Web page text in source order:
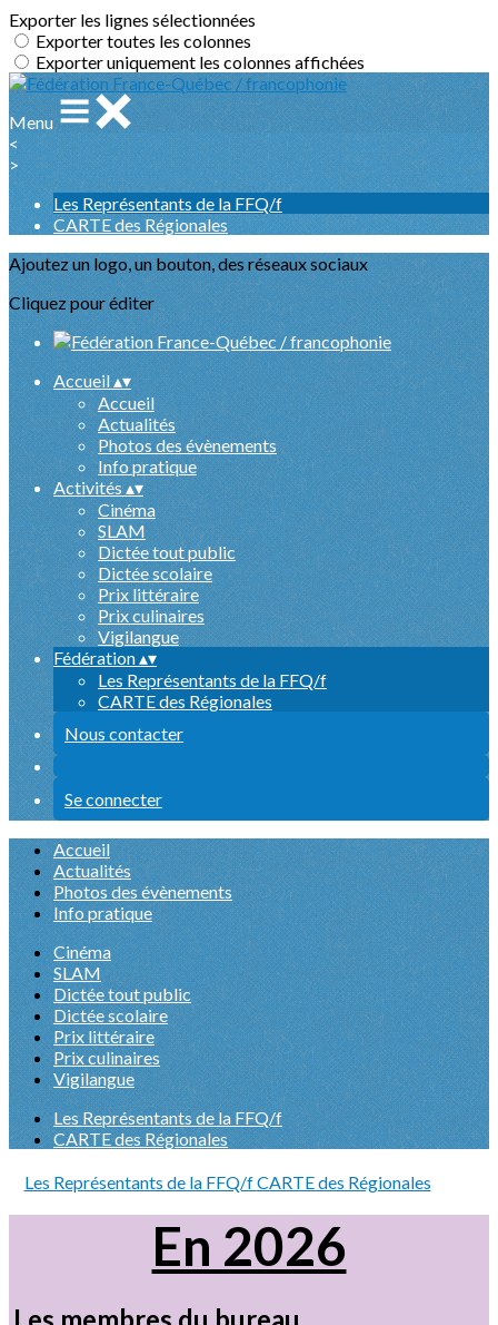
Exporter les lignes sélectionnées
Exporter toutes les colonnes
Exporter uniquement les colonnes affichées
Menu
<
>
Les Représentants de la FFQ/f
CARTE des Régionales
Ajoutez un logo, un bouton, des réseaux sociaux
Cliquez pour éditer
Accueil▴▾
Accueil
Actualités
Photos des évènements
Info pratique
Activités▴▾
Cinéma
SLAM
Dictée tout public
Dictée scolaire
Prix littéraire
Prix culinaires
Vigilangue
Fédération▴▾
Les Représentants de la FFQ/f
CARTE des Régionales
Nous contacter
Se connecter
Accueil
Actualités
Photos des évènements
Info pratique
Cinéma
SLAM
Dictée tout public
Dictée scolaire
Prix littéraire
Prix culinaires
Vigilangue
Les Représentants de la FFQ/f
CARTE des Régionales
Les Représentants de la FFQ/fCARTE des Régionales
En 2026